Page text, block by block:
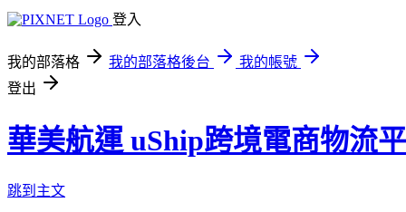
登入
我的部落格 我的部落格後台
我的帳號
登出
華美航運 uShip跨境電商物流
跳到主文